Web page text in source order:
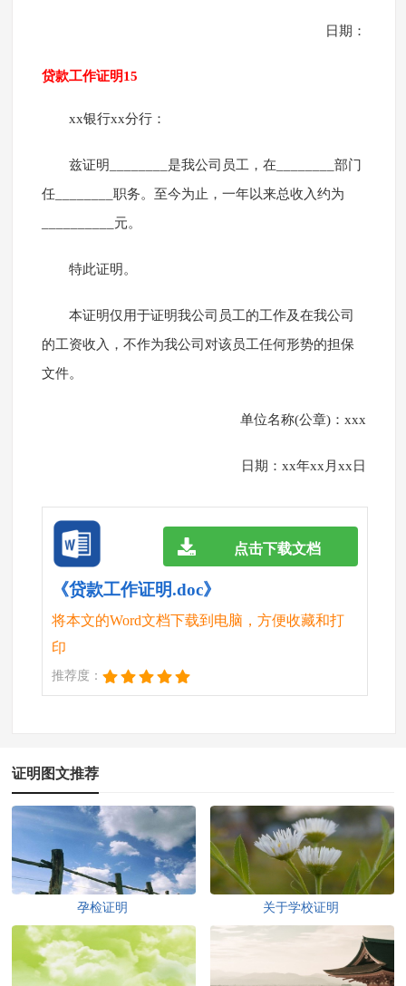
日期：
贷款工作证明15
xx银行xx分行：
兹证明________是我公司员工，在________部门
任________职务。至今为止，一年以来总收入约为
__________元。
特此证明。
本证明仅用于证明我公司员工的工作及在我公司
的工资收入，不作为我公司对该员工任何形势的担保
文件。
单位名称(公章)：xxx
日期：xx年xx月xx日
《贷款工作证明.doc》
将本文的Word文档下载到电脑，方便收藏和打
印
推荐度：
点击下载文档
证明图文推荐
孕检证明 关于学校证明